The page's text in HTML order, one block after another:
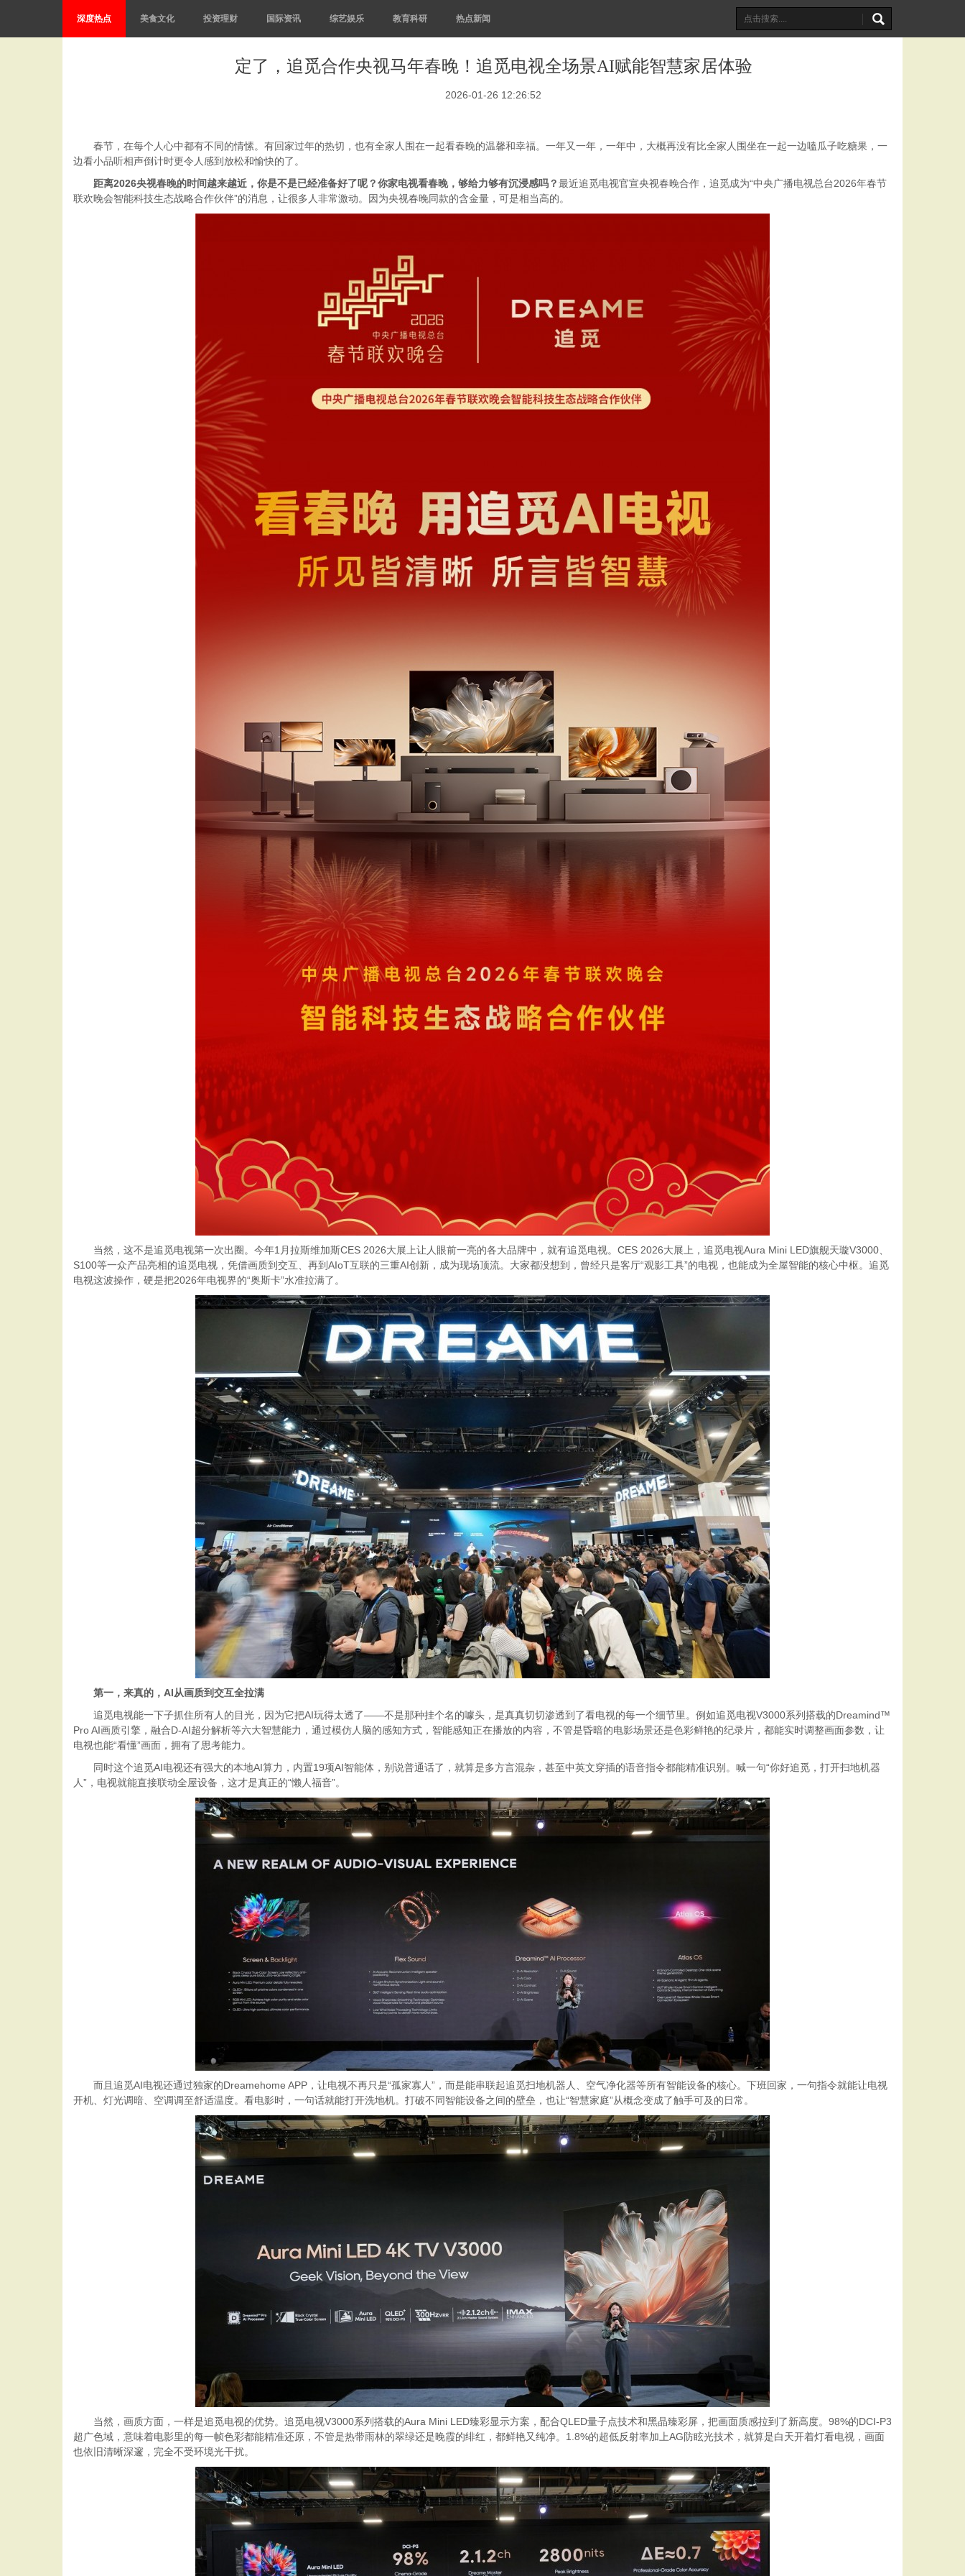
深度热点 美食文化 投资理财 国际资讯 综艺娱乐 教育科研 热点新闻
定了，追觅合作央视马年春晚！追觅电视全场景AI赋能智慧家居体验
2026-01-26 12:26:52
春节，在每个人心中都有不同的情愫。有回家过年的热切，也有全家人围在一起看春晚的温馨和幸福。一年又一年，一年中，大概再没有比全家人围坐在一起一边嗑瓜子吃糖果，一
边看小品听相声倒计时更令人感到放松和愉快的了。
距离2026央视春晚的时间越来越近，你是不是已经准备好了呢？你家电视看春晚，够给力够有沉浸感吗？最近追觅电视官宣央视春晚合作，追觅成为“中央广播电视总台2026年春节
联欢晚会智能科技生态战略合作伙伴”的消息，让很多人非常激动。因为央视春晚同款的含金量，可是相当高的。
当然，这不是追觅电视第一次出圈。今年1月拉斯维加斯CES 2026大展上让人眼前一亮的各大品牌中，就有追觅电视。CES 2026大展上，追觅电视Aura Mini LED旗舰天璇V3000、
S100等一众产品亮相的追觅电视，凭借画质到交互、再到AIoT互联的三重AI创新，成为现场顶流。大家都没想到，曾经只是客厅“观影工具”的电视，也能成为全屋智能的核心中枢。追觅
电视这波操作，硬是把2026年电视界的“奥斯卡”水准拉满了。
第一，来真的， AI从画质到交互全拉满
追觅电视能一下子抓住所有人的目光，因为它把AI玩得太透了——不是那种挂个名的噱头，是真真切切渗透到了看电视的每一个细节里。例如追觅电视V3000系列搭载的Dreamind™
Pro AI画质引擎，融合D-AI超分解析等六大智慧能力，通过模仿人脑的感知方式，智能感知正在播放的内容，不管是昏暗的电影场景还是色彩鲜艳的纪录片，都能实时调整画面参数，让
电视也能“看懂”画面，拥有了思考能力。
同时这个追觅AI电视还有强大的本地AI算力，内置19项AI智能体，别说普通话了，就算是多方言混杂，甚至中英文穿插的语音指令都能精准识别。喊一句“你好追觅，打开扫地机器
人”，电视就能直接联动全屋设备，这才是真正的“懒人福音”。
而且追觅AI电视还通过独家的Dreamehome APP，让电视不再只是“孤家寡人”，而是能串联起追觅扫地机器人、空气净化器等所有智能设备的核心。下班回家，一句指令就能让电视
开机、灯光调暗、空调调至舒适温度。看电影时，一句话就能打开洗地机。打破不同智能设备之间的壁垒，也让“智慧家庭”从概念变成了触手可及的日常。
当然，画质方面，一样是追觅电视的优势。追觅电视V3000系列搭载的Aura Mini LED臻彩显示方案，配合QLED量子点技术和黑晶臻彩屏，把画面质感拉到了新高度。98%的DCI-P3
超广色域，意味着电影里的每一帧色彩都能精准还原，不管是热带雨林的翠绿还是晚霞的绯红，都鲜艳又纯净。1.8%的超低反射率加上AG防眩光技术，就算是白天开着灯看电视，画面
也依旧清晰深邃，完全不受环境光干扰。